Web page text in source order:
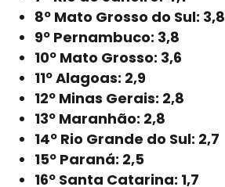
8º Mato Grosso do Sul: 3,8
9º Pernambuco: 3,8
10º Mato Grosso: 3,6
11º Alagoas: 2,9
12º Minas Gerais: 2,8
13º Maranhão: 2,8
14º Rio Grande do Sul: 2,7
15º Paraná: 2,5
16º Santa Catarina: 1,7